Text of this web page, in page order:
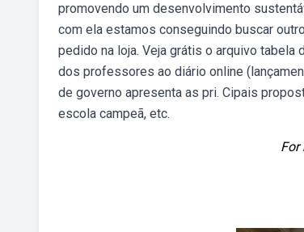
promovendo um desenvolvimento
com ela estamos conseguindo buscar
pedido na loja. Veja grátis o arquivo
dos professores ao diário online
de governo apresenta as pri. Cipais
escola campeã, etc.
For